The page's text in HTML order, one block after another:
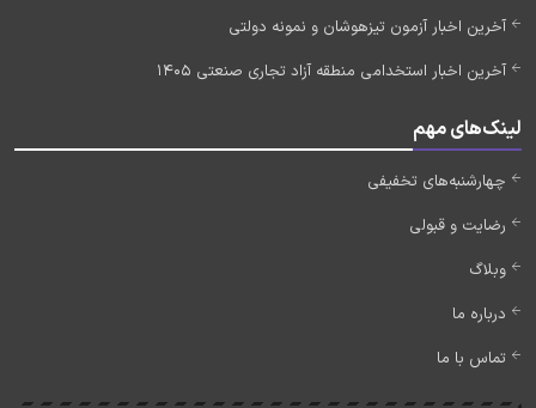
آخرین اخبار آزمون تیزهوشان و نمونه دولتی
آخرین اخبار استخدامی منطقه آزاد تجاری صنعتی 1405
لینک‌های مهم
چهارشنبه‌های تخفیفی
رضایت و قبولی
وبلاگ
درباره ما
تماس با ما